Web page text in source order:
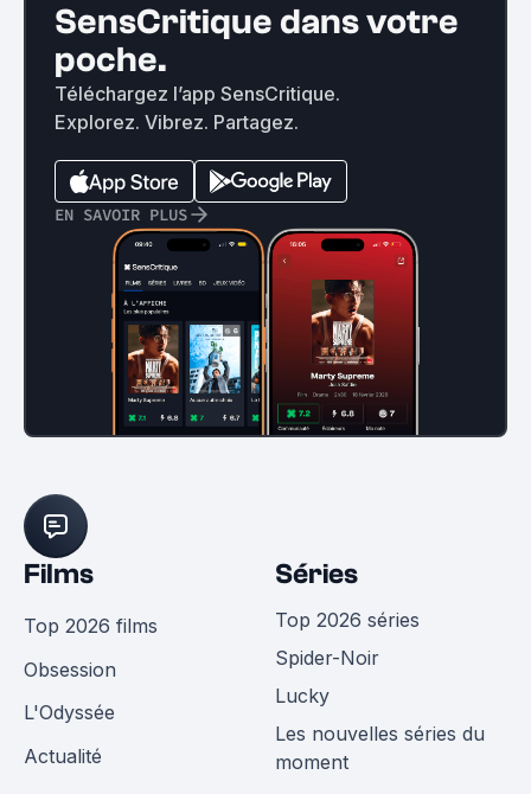
SensCritique dans votre
poche.
Téléchargez l’app SensCritique.
Explorez. Vibrez. Partagez.
EN SAVOIR PLUS
Films
Top 2026 films
Obsession
L'Odyssée
Actualité
Séries
Top 2026 séries
Spider-Noir
Lucky
Les nouvelles séries du
moment